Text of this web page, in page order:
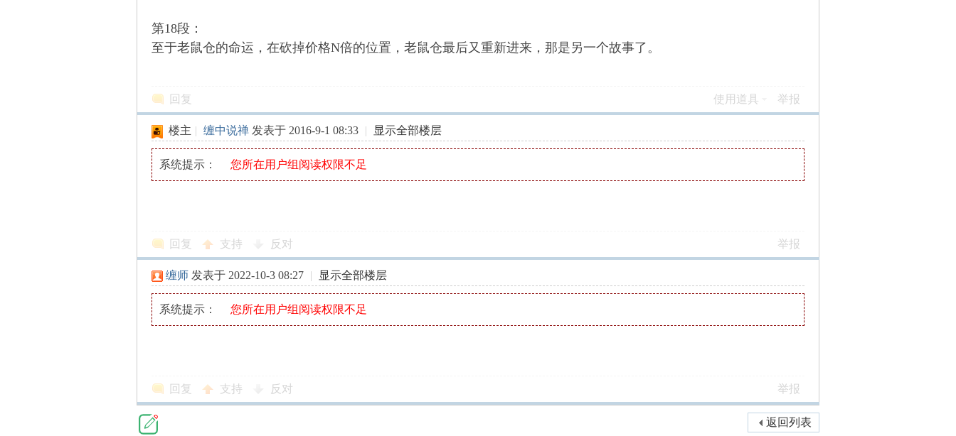
第18段：
至于老鼠仓的命运，在砍掉价格N倍的位置，老鼠仓最后又重新进来，那是另一个故事了。
回复 使用道具 举报
楼主 | 缠中说禅 发表于 2016-9-1 08:33 | 显示全部楼层
系统提示： 您所在用户组阅读权限不足
回复 支持 反对 举报
缠师 发表于 2022-10-3 08:27 | 显示全部楼层
系统提示： 您所在用户组阅读权限不足
回复 支持 反对 举报
返回列表